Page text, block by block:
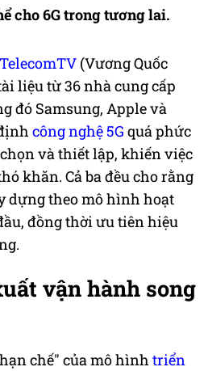
cho 6G trong tương lai.
(Vương Quốc
liệu từ 36 nhà cung cấp
đó Samsung, Apple và
công nghệ 5G quá phức
và thiết lập, khiến việc
khăn. Cả ba đều cho rằng
dựng theo mô hình hoạt
đồng thời ưu tiên hiệu
vận hành song
chế" của mô hình triển